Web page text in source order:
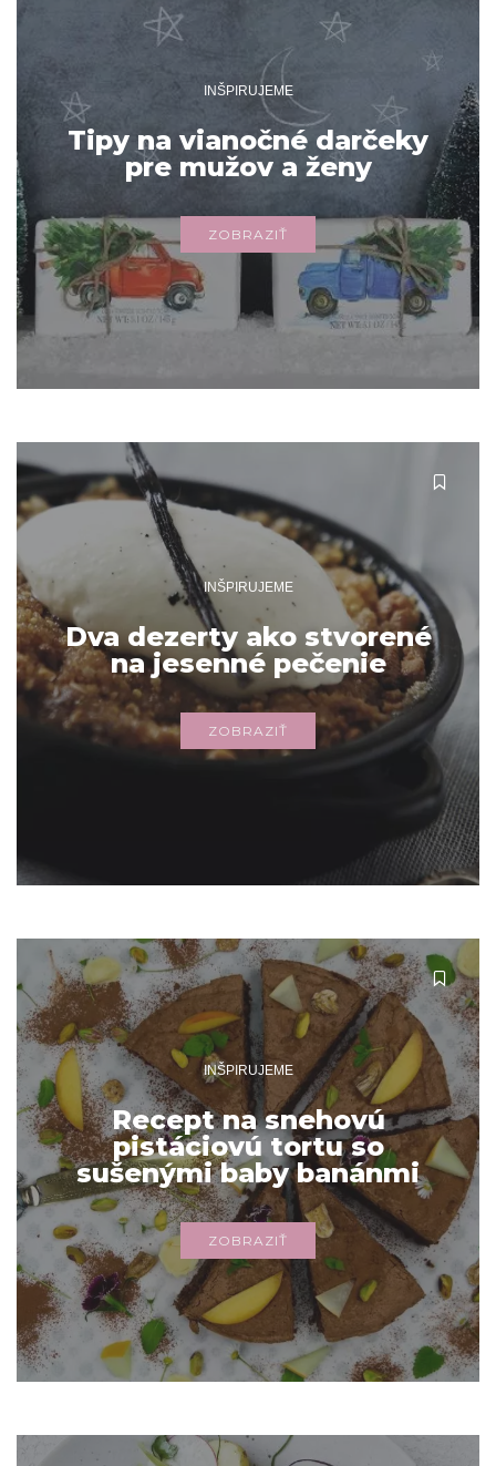
INŠPIRUJEME
Tipy na vianočné darčeky
pre mužov a ženy
ZOBRAZIŤ
INŠPIRUJEME
Dva dezerty ako stvorené
na jesenné pečenie
ZOBRAZIŤ
INŠPIRUJEME
Recept na snehovú
pistáciovú tortu so
sušenými baby banánmi
ZOBRAZIŤ